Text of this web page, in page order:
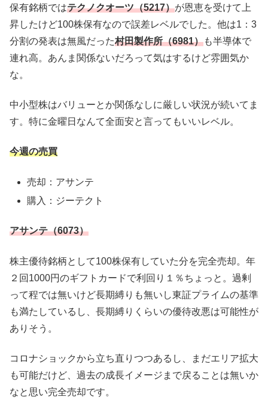
保有銘柄ではテクノクオーツ（5217）が恩恵を受けて上
昇したけど100株保有なので誤差レベルでした。他は1：3
分割の発表は無風だった村田製作所（6981）も半導体で
連れ高。あんま関係ないだろって気はするけど雰囲気か
な。
中小型株はバリューとか関係なしに厳しい状況が続いてま
す。特に金曜日なんて全面安と言ってもいいレベル。
今週の売買
売却：アサンテ
購入：ジーテクト
アサンテ（6073）
株主優待銘柄として100株保有していた分を完全売却。年
２回1000円のギフトカードで利回り１％ちょっと。過剰
って程では無いけど長期縛りも無いし東証プライムの基準
も満たしているし、長期縛りくらいの優待改悪は可能性が
ありそう。
コロナショックから立ち直りつつあるし、まだエリア拡大
も可能だけど、過去の成長イメージまで戻ることは無いか
なと思い完全売却です。